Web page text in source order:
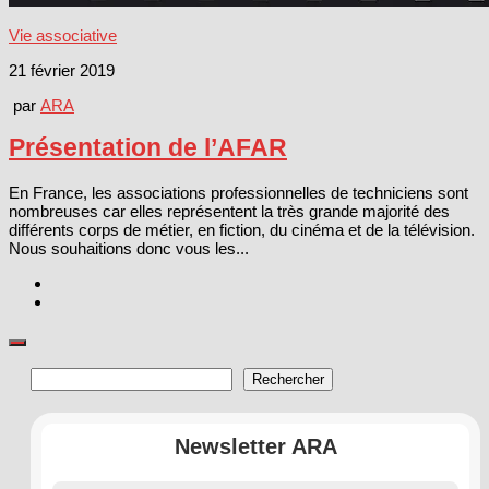
Vie associative
21 février 2019
par ARA
Présentation de l’AFAR
En France, les associations professionnelles de techniciens sont
nombreuses car elles représentent la très grande majorité des
différents corps de métier, en fiction, du cinéma et de la télévision.
Nous souhaitions donc vous les...
Rechercher
Newsletter ARA